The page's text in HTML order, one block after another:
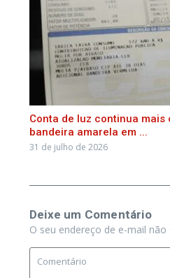
Conta de luz continua mais
bandeira amarela em ...
31 de julho de 2026
Deixe um Comentário
O seu endereço de e-mail não